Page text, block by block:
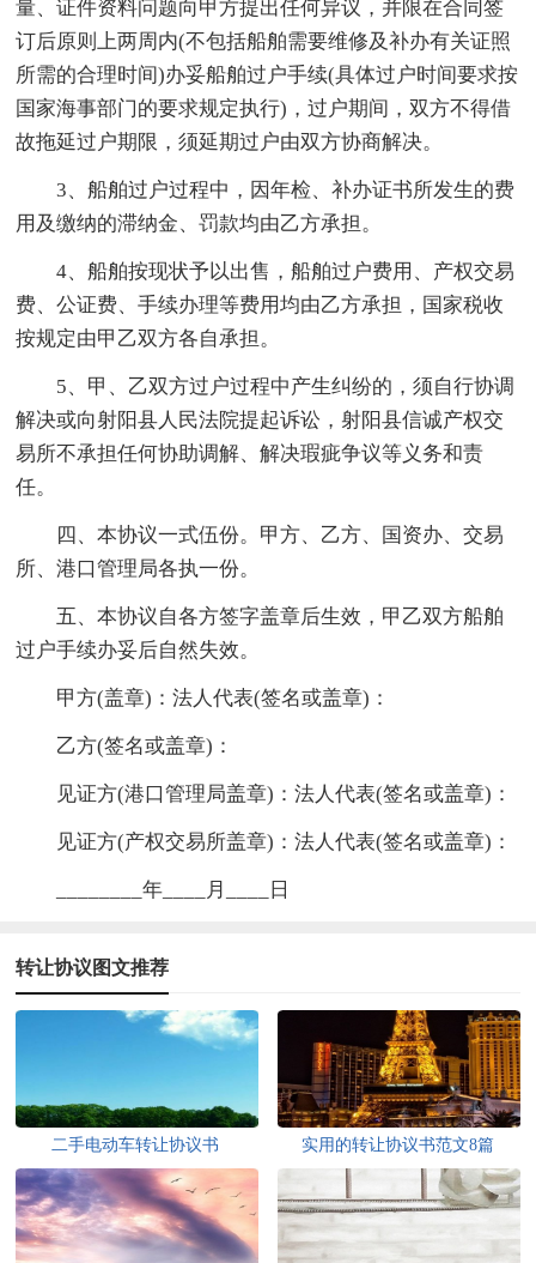
量、证件资料问题向甲方提出任何异议，并限在合同签
订后原则上两周内(不包括船舶需要维修及补办有关证照
所需的合理时间)办妥船舶过户手续(具体过户时间要求按
国家海事部门的要求规定执行)，过户期间，双方不得借
故拖延过户期限，须延期过户由双方协商解决。
3、船舶过户过程中，因年检、补办证书所发生的费
用及缴纳的滞纳金、罚款均由乙方承担。
4、船舶按现状予以出售，船舶过户费用、产权交易
费、公证费、手续办理等费用均由乙方承担，国家税收
按规定由甲乙双方各自承担。
5、甲、乙双方过户过程中产生纠纷的，须自行协调
解决或向射阳县人民法院提起诉讼，射阳县信诚产权交
易所不承担任何协助调解、解决瑕疵争议等义务和责
任。
四、本协议一式伍份。甲方、乙方、国资办、交易
所、港口管理局各执一份。
五、本协议自各方签字盖章后生效，甲乙双方船舶
过户手续办妥后自然失效。
甲方(盖章)：法人代表(签名或盖章)：
乙方(签名或盖章)：
见证方(港口管理局盖章)：法人代表(签名或盖章)：
见证方(产权交易所盖章)：法人代表(签名或盖章)：
________年____月____日
转让协议图文推荐
二手电动车转让协议书 实用的转让协议书范文8篇